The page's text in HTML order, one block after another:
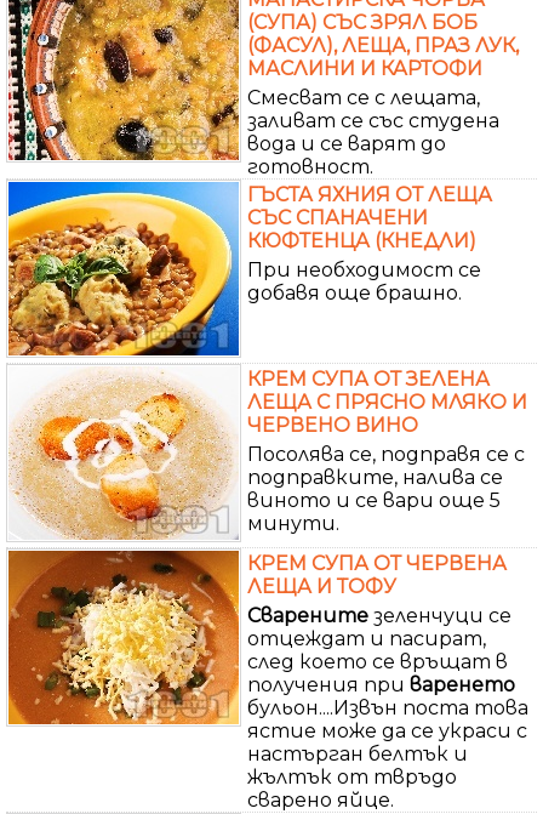
(СУПА) СЪС ЗРЯЛ БОБ
(ФАСУЛ), ЛЕЩА, ПРАЗ ЛУК,
МАСЛИНИ И КАРТОФИ
Смесват се с лещата,
заливат се със студена
вода и се варят до
готовност.
ГЪСТА ЯХНИЯ ОТ ЛЕЩА
СЪС СПАНАЧЕНИ
КЮФТЕНЦА (КНЕДЛИ)
При необходимост се
добавя още брашно.
КРЕМ СУПА ОТ ЗЕЛЕНА
ЛЕЩА С ПРЯСНО МЛЯКО И
ЧЕРВЕНО ВИНО
Посолява се, подправя се с
подправките, налива се
виното и се вари още 5
минути.
КРЕМ СУПА ОТ ЧЕРВЕНА
ЛЕЩА И ТОФУ
Сварените зеленчуци се
отцеждат и пасират,
след което се връщат в
получения при варенето
бульон....Извън поста това
ястие може да се украси с
настърган белтък и
жълтък от твръдо
сварено яйце.